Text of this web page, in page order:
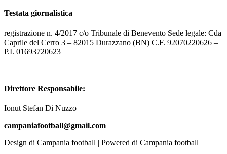
Testata giornalistica
registrazione n. 4/2017 c/o Tribunale di Benevento Sede legale: Cda
Caprile del Cerro 3 – 82015 Durazzano (BN) C.F. 92070220626 –
P.I. 01693720623
Direttore Responsabile:
Ionut Stefan Di Nuzzo
campaniafootball@gmail.com
Design di Campania football | Powered di Campania football